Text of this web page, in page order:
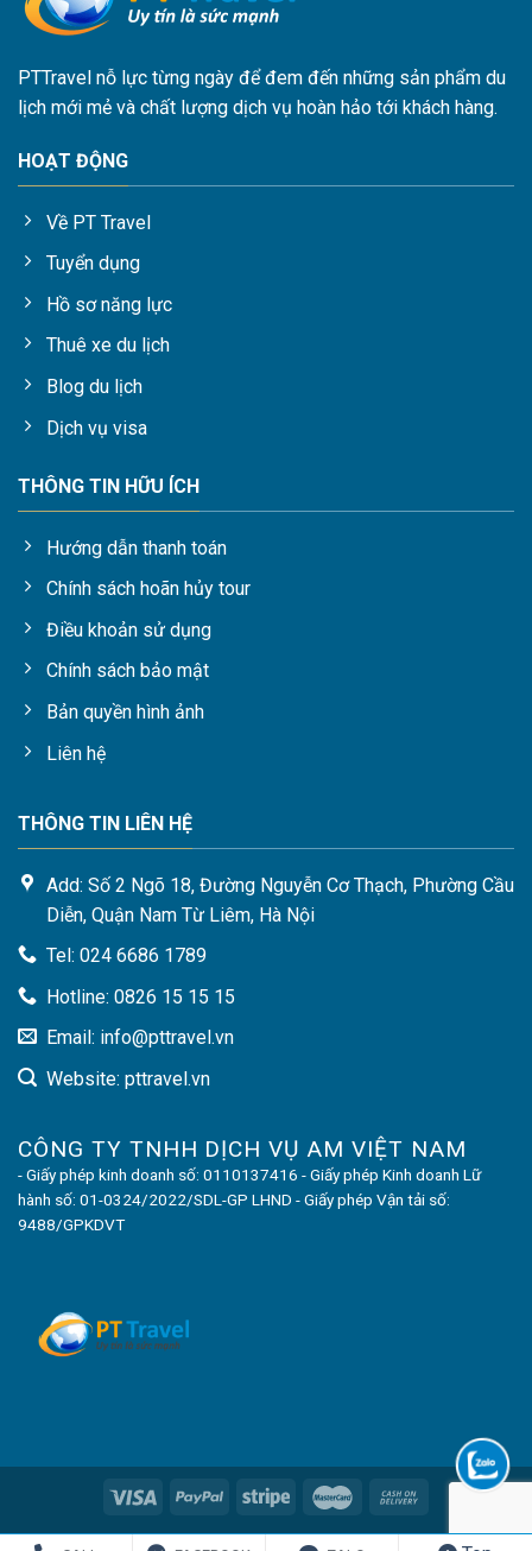
PTTravel nỗ lực từng ngày để đem đến những sản phẩm du
lịch mới mẻ và chất lượng dịch vụ hoàn hảo tới khách hàng.
HOẠT ĐỘNG
Về PT Travel
Tuyển dụng
Hồ sơ năng lực
Thuê xe du lịch
Blog du lịch
Dịch vụ visa
THÔNG TIN HỮU ÍCH
Hướng dẫn thanh toán
Chính sách hoãn hủy tour
Điều khoản sử dụng
Chính sách bảo mật
Bản quyền hình ảnh
Liên hệ
THÔNG TIN LIÊN HỆ
Add: Số 2 Ngõ 18, Đường Nguyễn Cơ Thạch, Phường Cầu
Diễn, Quận Nam Từ Liêm, Hà Nội
Tel: 024 6686 1789
Hotline: 0826 15 15 15
Email: info@pttravel.vn
Website: pttravel.vn
CÔNG TY TNHH DỊCH VỤ AM VIỆT NAM
- Giấy phép kinh doanh số: 0110137416 - Giấy phép Kinh doanh Lữ
hành số: 01-0324/2022/SDL-GP LHND - Giấy phép Vận tải số:
9488/GPKDVT